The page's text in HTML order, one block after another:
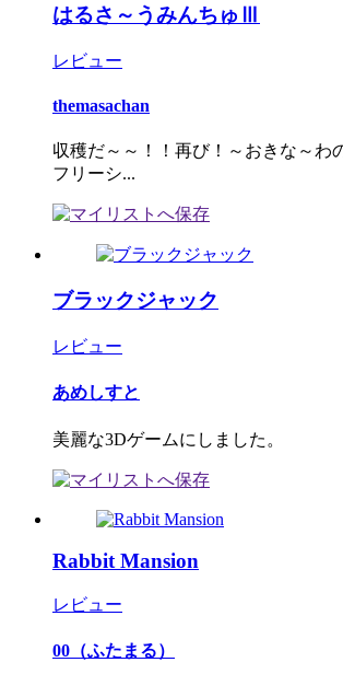
はるさ～うみんちゅⅢ
レビュー
themasachan
収穫だ～～！！再び！～おきな～わ
フリーシ...
ブラックジャック
レビュー
あめしすと
美麗な3Dゲームにしました。
Rabbit Mansion
レビュー
00（ふたまる）